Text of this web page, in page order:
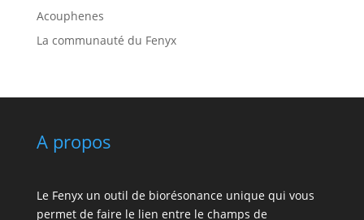
Acouphenes
La communauté du Fenyx
A propos
Le Fenyx un outil de biorésonance unique qui vous
permet de faire le lien entre le champs de